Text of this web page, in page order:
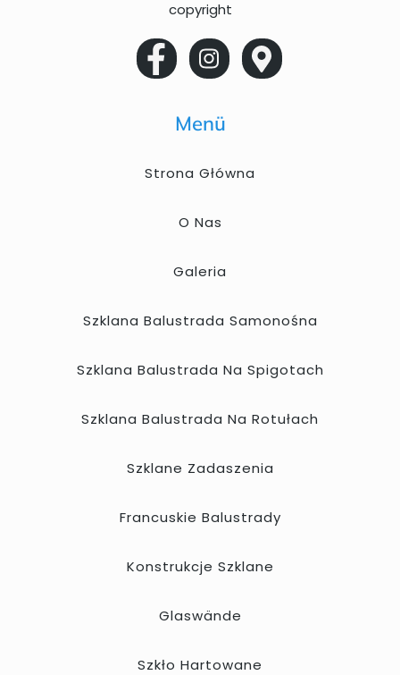
copyright
Menü
Strona Główna
O Nas
Galeria
Szklana Balustrada Samonośna
Szklana Balustrada Na Spigotach
Szklana Balustrada Na Rotułach
Szklane Zadaszenia
Francuskie Balustrady
Konstrukcje Szklane
Glaswände
Szkło Hartowane